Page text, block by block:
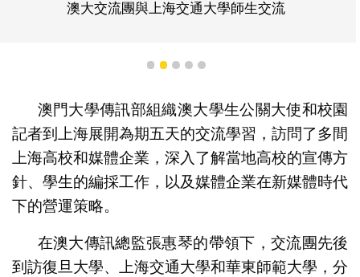
澳大交流團與上海交通大學師生交流
1 2 3 4 5
澳門大學傳訊部組織澳大學生公關大使和校園
記者到上海展開為期五天的交流學習，訪問了多間
上海高校和媒體企業，深入了解當地高校的宣傳方
針、學生的編採工作，以及媒體企業在新媒體時代
下的營運策略。
在澳大傳訊總監張惠琴的帶領下，交流團先後
到訪復旦大學、上海交通大學和華東師範大學，分